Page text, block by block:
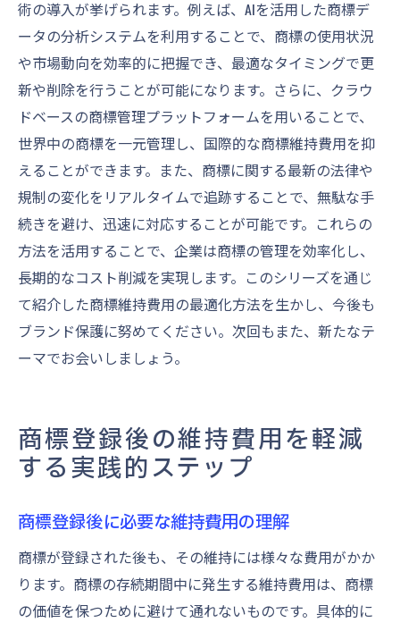
術の導入が挙げられます。例えば、AIを活用した商標デ
ータの分析システムを利用することで、商標の使用状況
や市場動向を効率的に把握でき、最適なタイミングで更
新や削除を行うことが可能になります。さらに、クラウ
ドベースの商標管理プラットフォームを用いることで、
世界中の商標を一元管理し、国際的な商標維持費用を抑
えることができます。また、商標に関する最新の法律や
規制の変化をリアルタイムで追跡することで、無駄な手
続きを避け、迅速に対応することが可能です。これらの
方法を活用することで、企業は商標の管理を効率化し、
長期的なコスト削減を実現します。このシリーズを通じ
て紹介した商標維持費用の最適化方法を生かし、今後も
ブランド保護に努めてください。次回もまた、新たなテ
ーマでお会いしましょう。
商標登録後の維持費用を軽減
する実践的ステップ
商標登録後に必要な維持費用の理解
商標が登録された後も、その維持には様々な費用がかか
ります。商標の存続期間中に発生する維持費用は、商標
の価値を保つために避けて通れないものです。具体的に